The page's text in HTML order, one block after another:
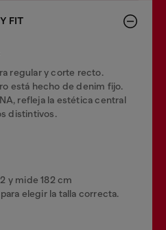
FIT
regular y corte recto.
está hecho de denim fijo.
refleja la estética central
distintivos.
y mide 182 cm
elegir la talla correcta.